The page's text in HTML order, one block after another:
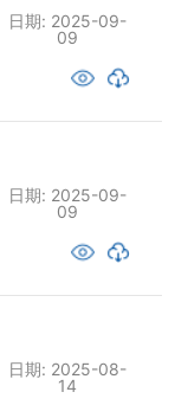
日期: 2025-09-
09
日期: 2025-09-
09
日期: 2025-08-
14